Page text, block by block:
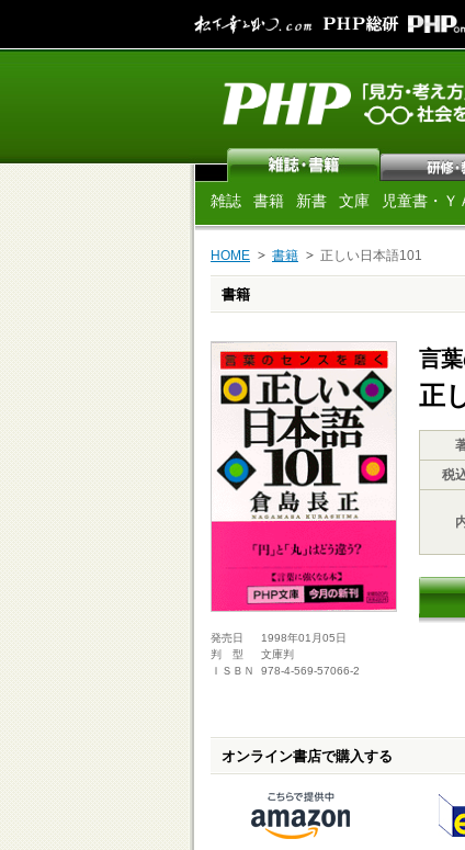
雑誌 書籍 新書 文庫 児童書・Ｙ
HOME 書籍 正しい日本語101
書籍
発売日
1998年01月05日
判 型
文庫判
ＩＳＢＮ
978-4-569-57066-2
言
正
税
オンライン書店で購入する